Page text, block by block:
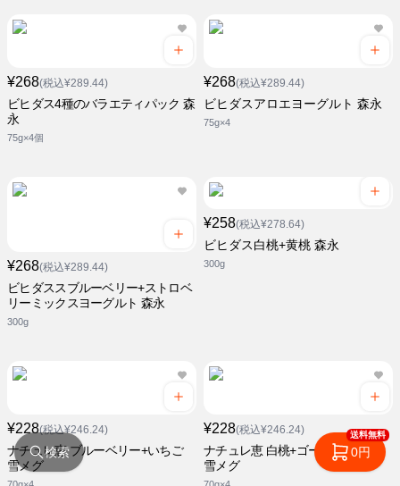
¥268(税込¥289.44)
ビヒダス4種のバラエティパック 森
永
75g×4個
¥268(税込¥289.44)
ビヒダスアロエヨーグルト 森永
75g×4
¥268(税込¥289.44)
ビヒダススブルーベリー+ストロベ
リーミックスヨーグルト 森永
300g
¥258(税込¥278.64)
ビヒダス白桃+黄桃 森永
300g
¥228(税込¥246.24)
ナチュレ恵 ブルーベリー+いちご
雪メグ
¥228(税込¥246.24)
ナチュレ恵 白桃+ゴールドキウイ
雪メグ
検索
送料無料
0円